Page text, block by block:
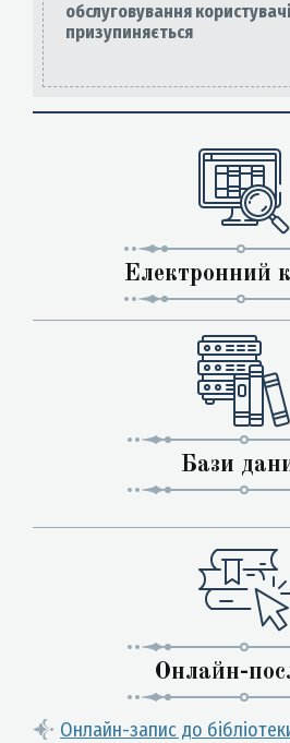
обслуговування
призупиняється
Електронний
Бази
Онлайн-
Онлайн-запис до